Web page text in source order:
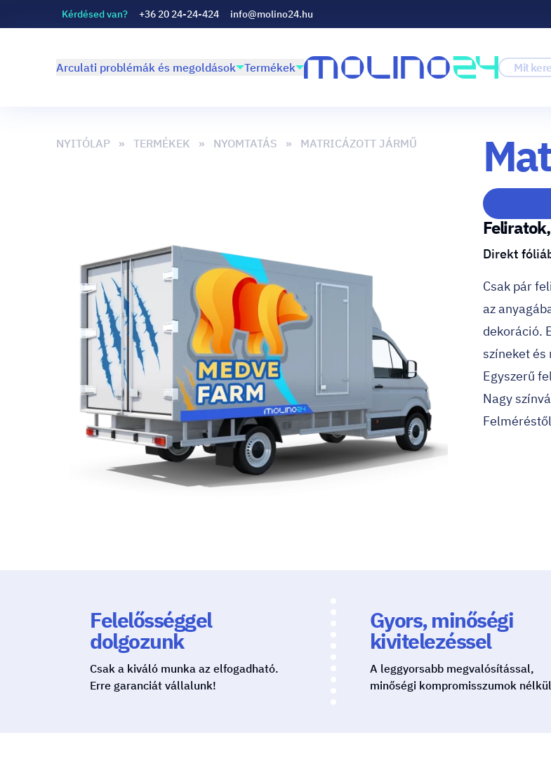
Kérdésed van? +36 20 24-24-424 info@molino24.hu
Arculati problémák és megoldások Termékek
NYITÓLAP TERMÉKEK NYOMTATÁS MATRICÁZOTT JÁRMŰ
Direkt
Csak pár
az
dekoráció.
színeket és
Egyszerű
Nagy
Felelősséggel
dolgozunk
Csak a kiváló munka az elfogadható.
Erre garanciát vállalunk!
Gyors, minőségi
kivitelezéssel
A leggyorsabb megvalósítással,
minőségi kompromisszumok